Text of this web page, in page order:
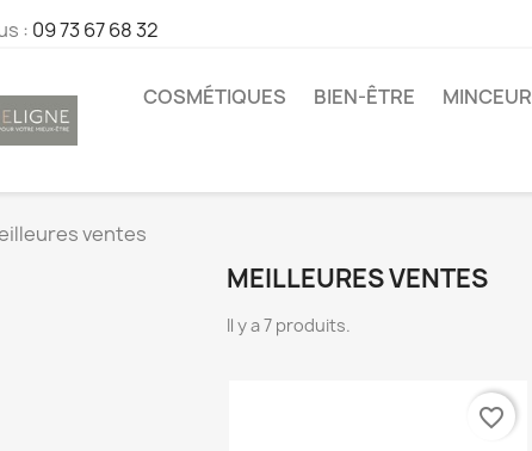
: 09 73 67 68 32
COSMÉTIQUES BIEN-ÊTRE MINCEUR
ventes
MEILLEURES VENTES
Il y a 7 produits.
favorite_border